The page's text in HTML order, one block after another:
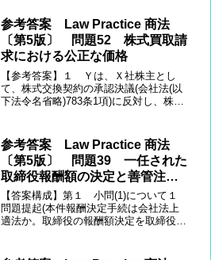
の「株主」であるから、原告適格を有す
る(83...
参考答案 Law Practice 商法
〔第5版〕 問題52 株式買取請
求における公正な価格
【参考答案】１ Ｙは、Ｘ社株主とし
て、株式交換契約の承認決議(会社法(以
下法令名省略)783条1項)に反対し、株式
たため、裁判所に対し価格決定の申立て
が行われた(...
参考答案 Law Practice 商法
〔第5版〕 問題39 一任された
取締役報酬額の決定と善管注意
義務
【答案構成】第１ 小問(1)について１
問題提起(本件報酬決定手続は会社法上
適法か。取締役の報酬額決定を取締役会